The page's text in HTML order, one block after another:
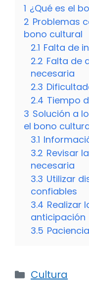
1 ¿Qué es el
2 Problemas
bono cultural
2.1 Falta de
2.2 Falta de
necesaria
2.3
2.4 Tiempo
3 Solución a
el bono
3.1
3.2 Revisar
necesaria
3.3 Utilizar
confiables
3.4 Realizar
anticipación
3.5
Categorías
Cultura